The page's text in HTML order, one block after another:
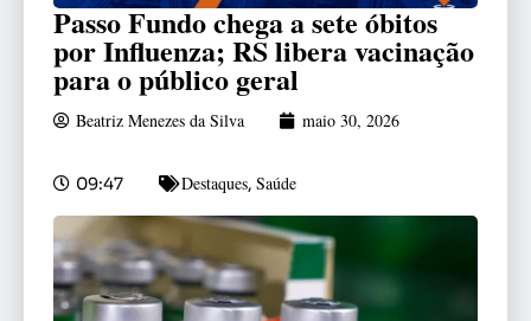
Passo Fundo chega a sete óbitos
por Influenza; RS libera vacinação
para o público geral
Beatriz Menezes da Silva maio 30, 2026
09:47 Destaques, Saúde